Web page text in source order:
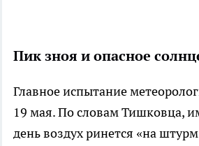
Пик зноя и опасное
Главное испытание
19 мая. По словам Тишковца,
день воздух ринется «на